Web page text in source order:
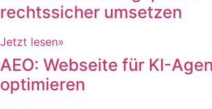
rechtssicher umsetzen
Jetzt lesen»
AEO: Webseite für KI-
optimieren